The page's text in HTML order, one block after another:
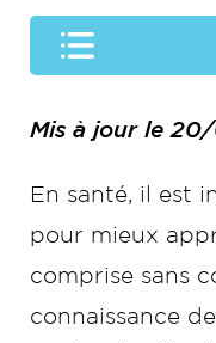
Mis à jour le
En santé, il est
pour mieux
comprise sans
connaissance